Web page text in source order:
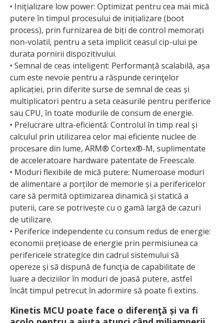
• Iniţializare low power: Optimizat pentru cea mai mică
putere în timpul procesului de inițializare (boot
process), prin furnizarea de biți de control memorați
non-volatil, pentru a seta implicit ceasul cip-ului pe
durata pornirii dispozitivului.
• Semnal de ceas inteligent: Performanță scalabilă, așa
cum este nevoie pentru a răspunde cerinţelor
aplicației, prin diferite surse de semnal de ceas și
multiplicatori pentru a seta ceasurile pentru peri­ferice
sau CPU, în toate modurile de consum de energie.
• Prelucrare ultra-eficientă: Controlul în timp real și
calculul prin utilizarea celor mai eficiente nuclee de
procesare din lume, ARM® Cortex®-M, suplimentate
de acceleratoare hardware patentate de Freescale.
• Moduri flexibile de mică putere: Numeroase moduri
de alimentare a porților de memorie și a perifericelor
care să permită optimizarea dinamică și statică a
puterii, care se potrivește cu o gamă largă de cazuri
de utilizare.
• Periferice independente cu consum redus de energie:
economii prețioase de energie prin permisiunea ca
perifericele strategice din cadrul sistemului să
opereze și să dispună de funcţia de capabilitate de
luare a deciziilor în moduri de joasă putere, astfel
încât timpul petrecut în adormire să poate fi extins.
Kinetis MCU poate face o diferenţă și va fi